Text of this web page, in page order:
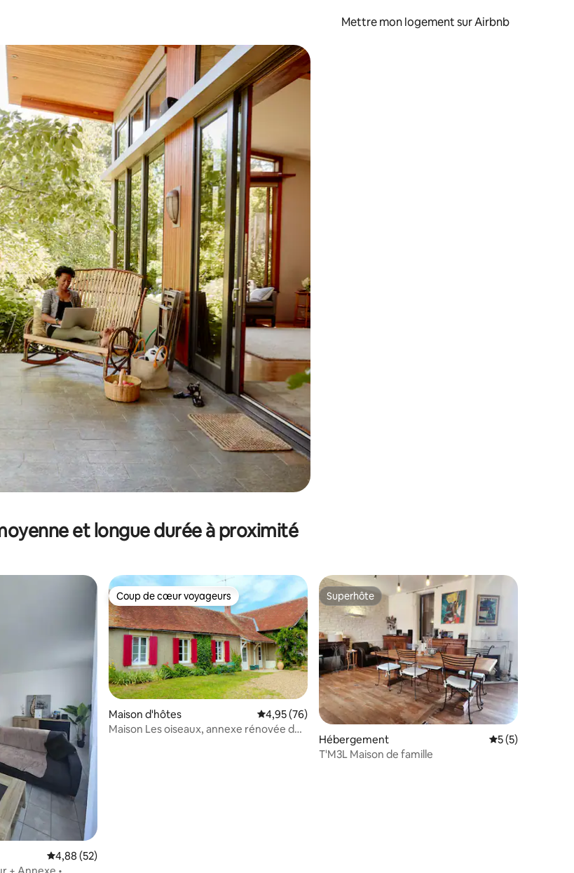
Mettre mon logement sur Airbnb
vers le bas pour les parcourir ou en appuyant et en faisant glisser.
et longue durée à proximité
de 43 commentaires : 5 sur 5
Évaluation moyenne sur la base de 52 commentaires : 4,88 sur 5
4,88 (52)
Coup de cœur voyageurs
Coup de cœur voyageurs
Maison d'hôtes Évaluation moyenne sur la base de 76 commentaires : 4,95 sur 5
4,95 (76)
Maison Les oiseaux, annexe rénovée de
Superhôte
Superhôte
Hébergement Évaluation
5 (5)
T'M3L Maison de famille